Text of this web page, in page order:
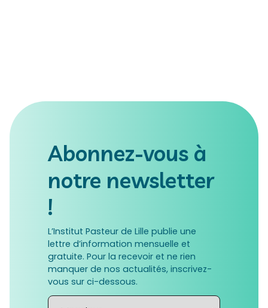
Abonnez-vous à
notre newsletter
!
L’Institut Pasteur de Lille publie une
lettre d’information mensuelle et
gratuite. Pour la recevoir et ne rien
manquer de nos actualités, inscrivez-
vous sur ci-dessous.